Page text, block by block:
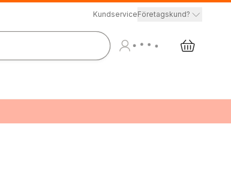
KundserviceFöretagskund?